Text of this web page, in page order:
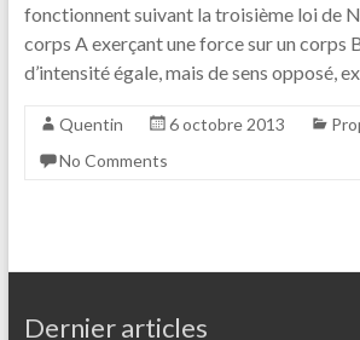
fonctionnent suivant la troisième loi de
corps A exerçant une force sur un corps
d’intensité égale, mais de sens opposé,
Quentin 6 octobre 2013
No Comments
Dernier articles